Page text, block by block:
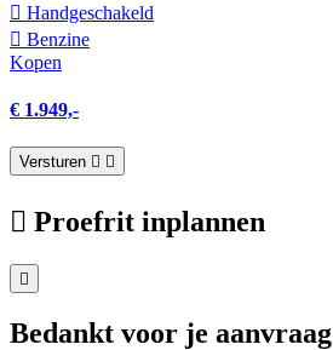
Hand­geschakeld
Benzine
Kopen
€ 1.949,-
Versturen
Proefrit inplannen
Bedankt voor je aanvraag